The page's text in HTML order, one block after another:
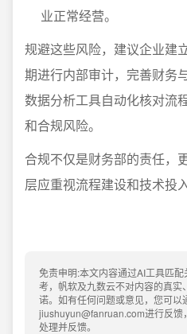
业正常经营。
规避这些风险，建议企业建
期进行内部审计，完善财务
数据分析工具自动化核对流
和合规风险。
合规不仅是财务部的责任，
层应重视流程建设和技术投
免责申明:本文内容通过AI工具匹
考，帆软及九数云不对内容的真
诺。如有任何问题或意见，您可以
jiushuyun@fanruan.com进行反馈
处理并反馈。